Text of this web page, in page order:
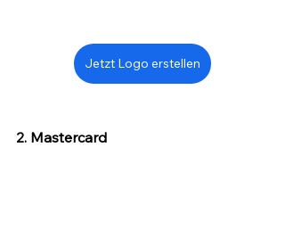
Jetzt Logo erstellen
2. Mastercard